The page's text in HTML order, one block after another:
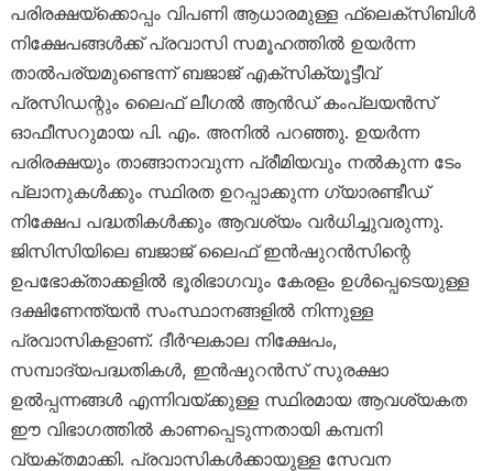
പരിരക്ഷയ്‌ക്കൊപ്പം വിപണി ആധാരമുള്ള ഫ്ലെക്സിബിൾ
നിക്ഷേപങ്ങൾക്ക് പ്രവാസി സമൂഹത്തിൽ ഉയർന്ന
താൽപര്യമുണ്ടെന്ന് ബജാജ് എക്സിക്യൂട്ടീവ്
പ്രസിഡന്റും ലൈഫ് ലീഗൽ ആൻഡ് കംപ്ലയൻസ്
ഓഫീസറുമായ പി. എം. അനിൽ പറഞ്ഞു. ഉയർന്ന
പരിരക്ഷയും താങ്ങാനാവുന്ന പ്രീമിയവും നൽകുന്ന ടേം
പ്ലാനുകൾക്കും സ്ഥിരത ഉറപ്പാക്കുന്ന ഗ്യാരണ്ടീഡ്
നിക്ഷേപ പദ്ധതികൾക്കും ആവശ്യം വർധിച്ചുവരുന്നു.
ജിസിസിയിലെ ബജാജ് ലൈഫ് ഇൻഷുറൻസിന്റെ
ഉപഭോക്താക്കളിൽ ഭൂരിഭാഗവും കേരളം ഉൾപ്പെടെയുള്ള
ദക്ഷിണേന്ത്യൻ സംസ്ഥാനങ്ങളിൽ നിന്നുള്ള
പ്രവാസികളാണ്. ദീർഘകാല നിക്ഷേപം,
സമ്പാദ്യപദ്ധതികൾ, ഇൻഷുറൻസ് സുരക്ഷാ
ഉൽപ്പന്നങ്ങൾ എന്നിവയ്ക്കുള്ള സ്ഥിരമായ ആവശ്യകത
ഈ വിഭാഗത്തിൽ കാണപ്പെടുന്നതായി കമ്പനി
വ്യക്തമാക്കി. പ്രവാസികൾക്കായുള്ള സേവന